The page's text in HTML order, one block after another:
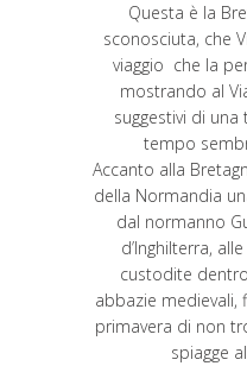
Questa è la
sconosciuta, che
viaggio che la
mostrando al
suggestivi di
tempo
Accanto alla
della Normandia
dal normanno
d’Inghilterra,
custodite
abbazie medievali,
primavera di non
spiagge